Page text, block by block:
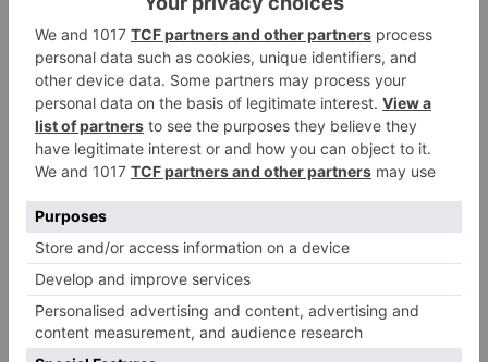
LO + VISTO
1
Matthew Brennan conquista el
Castillo y se viste de líder en el
2
Un incendio intencionado
calcina el tobogán del parque
infantil del Barrio del Pilar de
Burgos